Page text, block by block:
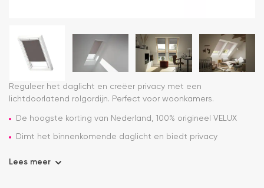
Reguleer het daglicht en creëer privacy met een
lichtdoorlatend rolgordijn. Perfect voor woonkamers.
De hoogste korting van Nederland, 100% origineel VELUX
Dimt het binnenkomende daglicht en biedt privacy
Lees meer